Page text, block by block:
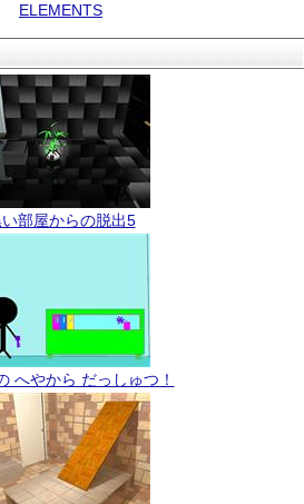
ELEMENTS
部屋からの脱出5
へやから だっしゅつ！